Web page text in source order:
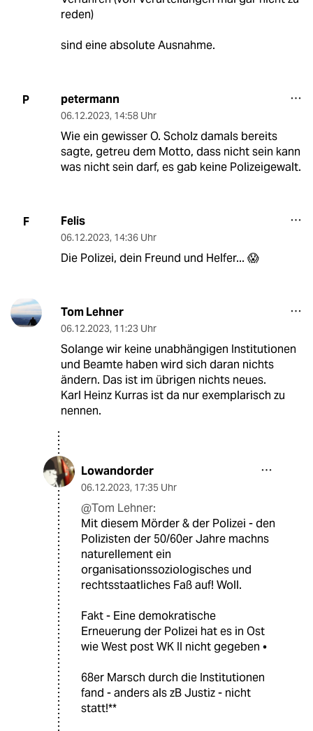
reden)
sind eine absolute Ausnahme.
P petermann
06.12.2023, 14:58 Uhr
Wie ein gewisser O. Scholz damals bereits
sagte, getreu dem Motto, dass nicht sein kann
was nicht sein darf, es gab keine Polizeigewalt.
F Felis
06.12.2023, 14:36 Uhr
Die Polizei, dein Freund und Helfer... 😱
Tom Lehner
06.12.2023, 11:23 Uhr
Solange wir keine unabhängigen Institutionen
und Beamte haben wird sich daran nichts
ändern. Das ist im übrigen nichts neues.
Karl Heinz Kurras ist da nur exemplarisch zu
nennen.
Lowandorder
06.12.2023, 17:35 Uhr
@Tom Lehner:
Mit diesem Mörder & der Polizei - den
Polizisten der 50/60er Jahre machns
naturellement ein
organisationssoziologisches und
rechtsstaatliches Faß auf! Woll.
Fakt - Eine demokratische
Erneuerung der Polizei hat es in Ost
wie West post WK II nicht gegeben •
68er Marsch durch die Institutionen
fand - anders als zB Justiz - nicht
statt!**